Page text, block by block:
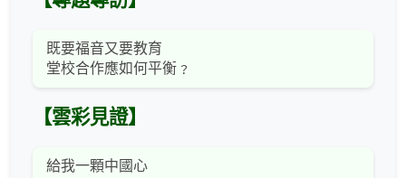
既要福音又要教育
堂校合作應如何平衡﹖
【雲彩見證】
給我一顆中國心